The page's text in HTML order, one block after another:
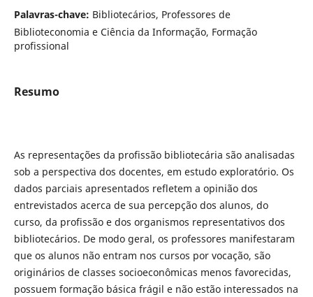
Palavras-chave: Bibliotecários, Professores de
Biblioteconomia e Ciência da Informação, Formação
profissional
Resumo
As representações da profissão bibliotecária são analisadas
sob a perspectiva dos docentes, em estudo exploratório. Os
dados parciais apresentados refletem a opinião dos
entrevistados acerca de sua percepção dos alunos, do
curso, da profissão e dos organismos representativos dos
bibliotecários. De modo geral, os professores manifestaram
que os alunos não entram nos cursos por vocação, são
originários de classes socioeconômicas menos favorecidas,
possuem formação básica frágil e não estão interessados na